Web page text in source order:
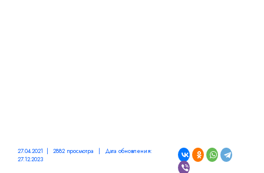
27.04.2021 | 2882 просмотра | Дата обновления:
27.12.2023